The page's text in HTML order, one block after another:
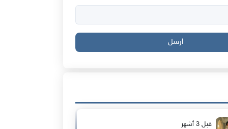
ارسل
قبل 3 أشهر